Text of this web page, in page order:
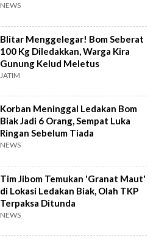
NEWS
Blitar Menggelegar! Bom Seberat
100 Kg Diledakkan, Warga Kira
Gunung Kelud Meletus
JATIM
Korban Meninggal Ledakan Bom
Biak Jadi 6 Orang, Sempat Luka
Ringan Sebelum Tiada
NEWS
Tim Jibom Temukan 'Granat Maut'
di Lokasi Ledakan Biak, Olah TKP
Terpaksa Ditunda
NEWS